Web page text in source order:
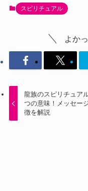
スピリチュアル
よか
龍族のスピリチュア
つの意味！メッセー
徴を解説